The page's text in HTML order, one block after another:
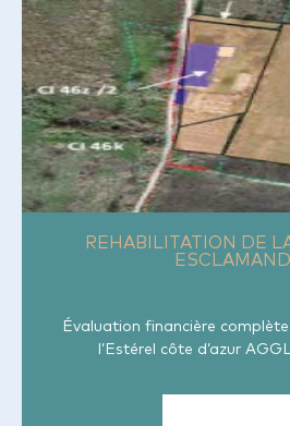
REHABILITATION DE
Évaluation financière
l’Estérel côte d’azur